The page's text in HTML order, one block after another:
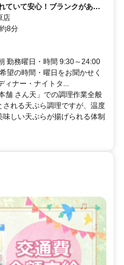
ていて安心！ブランクがある
店
8分
勤務曜日・時間 9:30～24:00
望の時間・曜日をお聞かせく
ィナー・ナイトタ...
舗 さん天」での調理作業全般
れる天ぷら調理ですが、温度
しい天ぷらが揚げられる体制